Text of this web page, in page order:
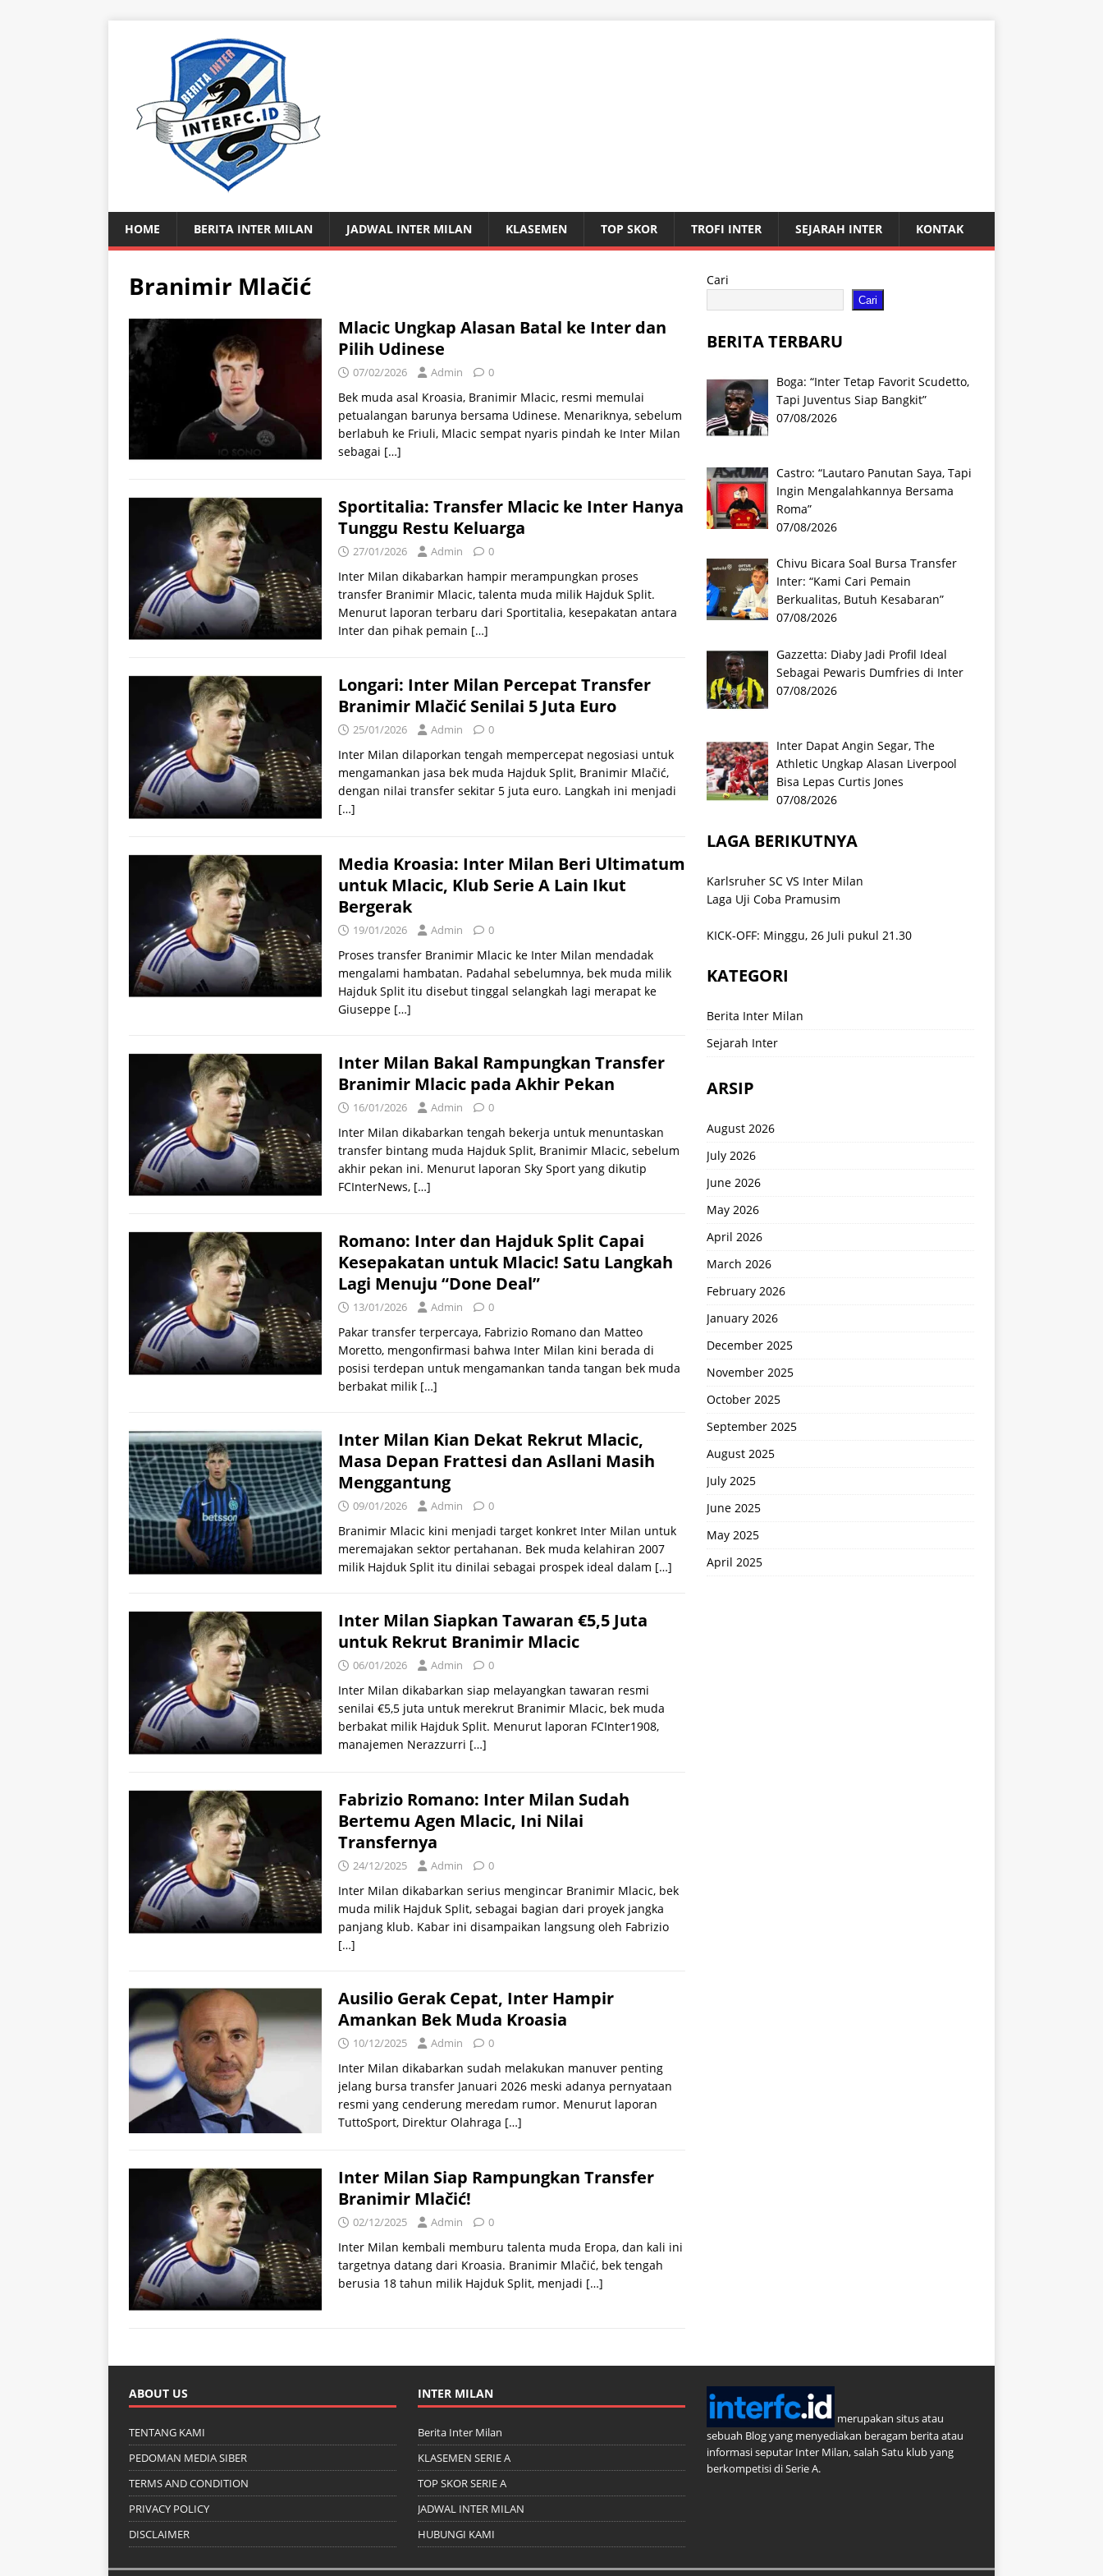
HOME BERITA INTER MILAN JADWAL INTER MILAN KLASEMEN TOP SKOR TROFI INTER SEJARAH INTER KONTAK
Branimir Mlačić
Mlacic Ungkap Alasan Batal ke Inter dan
Pilih Udinese
07/02/2026 Admin 0
Bek muda asal Kroasia, Branimir Mlacic, resmi memulai
petualangan barunya bersama Udinese. Menariknya, sebelum
berlabuh ke Friuli, Mlacic sempat nyaris pindah ke Inter Milan
sebagai […]
Sportitalia: Transfer Mlacic ke Inter Hanya
Tunggu Restu Keluarga
27/01/2026 Admin 0
Inter Milan dikabarkan hampir merampungkan proses
transfer Branimir Mlacic, talenta muda milik Hajduk Split.
Menurut laporan terbaru dari Sportitalia, kesepakatan antara
Inter dan pihak pemain […]
Longari: Inter Milan Percepat Transfer
Branimir Mlačić Senilai 5 Juta Euro
25/01/2026 Admin 0
Inter Milan dilaporkan tengah mempercepat negosiasi untuk
mengamankan jasa bek muda Hajduk Split, Branimir Mlačić,
dengan nilai transfer sekitar 5 juta euro. Langkah ini menjadi
[…]
Media Kroasia: Inter Milan Beri Ultimatum
untuk Mlacic, Klub Serie A Lain Ikut
Bergerak
19/01/2026 Admin 0
Proses transfer Branimir Mlacic ke Inter Milan mendadak
mengalami hambatan. Padahal sebelumnya, bek muda milik
Hajduk Split itu disebut tinggal selangkah lagi merapat ke
Giuseppe […]
Inter Milan Bakal Rampungkan Transfer
Branimir Mlacic pada Akhir Pekan
16/01/2026 Admin 0
Inter Milan dikabarkan tengah bekerja untuk menuntaskan
transfer bintang muda Hajduk Split, Branimir Mlacic, sebelum
akhir pekan ini. Menurut laporan Sky Sport yang dikutip
FCInterNews, […]
Romano: Inter dan Hajduk Split Capai
Kesepakatan untuk Mlacic! Satu Langkah
Lagi Menuju “Done Deal”
13/01/2026 Admin 0
Pakar transfer terpercaya, Fabrizio Romano dan Matteo
Moretto, mengonfirmasi bahwa Inter Milan kini berada di
posisi terdepan untuk mengamankan tanda tangan bek muda
berbakat milik […]
Inter Milan Kian Dekat Rekrut Mlacic,
Masa Depan Frattesi dan Asllani Masih
Menggantung
09/01/2026 Admin 0
Branimir Mlacic kini menjadi target konkret Inter Milan untuk
meremajakan sektor pertahanan. Bek muda kelahiran 2007
milik Hajduk Split itu dinilai sebagai prospek ideal dalam […]
Inter Milan Siapkan Tawaran €5,5 Juta
untuk Rekrut Branimir Mlacic
06/01/2026 Admin 0
Inter Milan dikabarkan siap melayangkan tawaran resmi
senilai €5,5 juta untuk merekrut Branimir Mlacic, bek muda
berbakat milik Hajduk Split. Menurut laporan FCInter1908,
manajemen Nerazzurri […]
Fabrizio Romano: Inter Milan Sudah
Bertemu Agen Mlacic, Ini Nilai
Transfernya
24/12/2025 Admin 0
Inter Milan dikabarkan serius mengincar Branimir Mlacic, bek
muda milik Hajduk Split, sebagai bagian dari proyek jangka
panjang klub. Kabar ini disampaikan langsung oleh Fabrizio
[…]
Ausilio Gerak Cepat, Inter Hampir
Amankan Bek Muda Kroasia
10/12/2025 Admin 0
Inter Milan dikabarkan sudah melakukan manuver penting
jelang bursa transfer Januari 2026 meski adanya pernyataan
resmi yang cenderung meredam rumor. Menurut laporan
TuttoSport, Direktur Olahraga […]
Inter Milan Siap Rampungkan Transfer
Branimir Mlačić!
02/12/2025 Admin 0
Inter Milan kembali memburu talenta muda Eropa, dan kali ini
targetnya datang dari Kroasia. Branimir Mlačić, bek tengah
berusia 18 tahun milik Hajduk Split, menjadi […]
Cari
Cari
BERITA TERBARU
Boga: “Inter Tetap Favorit Scudetto,
Tapi Juventus Siap Bangkit”
07/08/2026
Castro: “Lautaro Panutan Saya, Tapi
Ingin Mengalahkannya Bersama
Roma”
07/08/2026
Chivu Bicara Soal Bursa Transfer
Inter: “Kami Cari Pemain
Berkualitas, Butuh Kesabaran”
07/08/2026
Gazzetta: Diaby Jadi Profil Ideal
Sebagai Pewaris Dumfries di Inter
07/08/2026
Inter Dapat Angin Segar, The
Athletic Ungkap Alasan Liverpool
Bisa Lepas Curtis Jones
07/08/2026
LAGA BERIKUTNYA
Karlsruher SC VS Inter Milan
Laga Uji Coba Pramusim
KICK-OFF: Minggu, 26 Juli pukul 21.30
KATEGORI
Berita Inter Milan
Sejarah Inter
ARSIP
August 2026
July 2026
June 2026
May 2026
April 2026
March 2026
February 2026
January 2026
December 2025
November 2025
October 2025
September 2025
August 2025
July 2025
June 2025
May 2025
April 2025
ABOUT US
TENTANG KAMI
PEDOMAN MEDIA SIBER
TERMS AND CONDITION
PRIVACY POLICY
DISCLAIMER
INTER MILAN
Berita Inter Milan
KLASEMEN SERIE A
TOP SKOR SERIE A
JADWAL INTER MILAN
HUBUNGI KAMI
merupakan situs atau
sebuah Blog yang menyediakan beragam berita atau
informasi seputar Inter Milan, salah Satu klub yang
berkompetisi di Serie A.